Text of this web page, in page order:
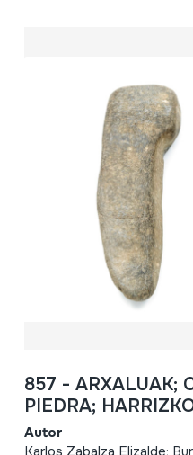
857 - ARXALUAK;
PIEDRA;
Autor
Karlos Zabalza Elizalde;